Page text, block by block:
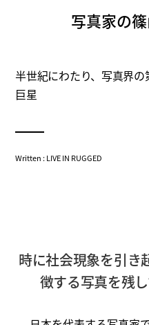
写真家の
半世紀にわたり、写真界
巨星
Written : LIVE IN RUGGED
時に社会現象を引き
徴する写真を残